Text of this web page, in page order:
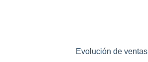
Evolución de ventas